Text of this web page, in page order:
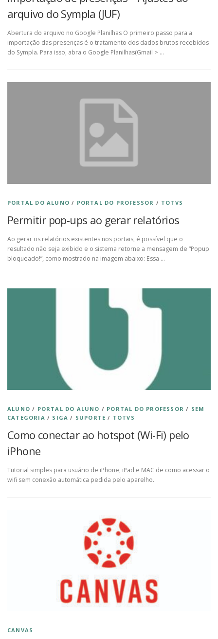
arquivo do Sympla (JUF)
Abertura do arquivo no Google Planilhas O primeiro passo para a
importação das presenças é o tratamento dos dados brutos recebidos
do Sympla. Para isso, abra o Google Planilhas(Gmail > …
PORTAL DO ALUNO / PORTAL DO PROFESSOR / TOTVS
Permitir pop-ups ao gerar relatórios
Ao gerar os relatórios existentes nos portais, é possível que o
resultado não seja exibido e o sistema retorne a mensagem de “Popup
bloqueado!”, como mostrado na imagem abaixo: Essa …
ALUNO / PORTAL DO ALUNO / PORTAL DO PROFESSOR / SEM
CATEGORIA / SIGA / SUPORTE / TOTVS
Como conectar ao hotspot (Wi-Fi) pelo
iPhone
Tutorial simples para usuário de iPhone, iPad e MAC de como acessar o
wifi sem conexão automática pedida pelo aparelho.
CANVAS